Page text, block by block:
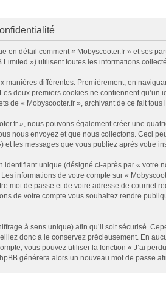
en détail comment « Mobyscooter.fr » et ses
») utilisent toutes les informations
manières différentes. Premièrement, en
deux premiers cookies ne contiennent
de « Mobyscooter.fr », archivant de ce fait
», nous pouvons également créer une
nous envoyez et que nous collectons. Ceci
et les messages que vous publiez après votre
identifiant unique (désigné ci-après par « votre
informations de votre compte sur «
mot de passe et de votre adresse de courriel
de votre compte vous souhaitez rendre
à sens unique) afin qu’il soit sécurisé.
donc à le conservez précieusement. En
vous pouvez utiliser la fonction « J’ai
générera alors un nouveau mot de passe